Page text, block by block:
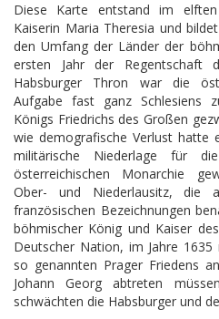
Diese Karte entstand im
Kaiserin Maria Theresia und
den Umfang der Länder der
ersten Jahr der Regentschaft
Habsburger Thron war die
Aufgabe fast ganz Schlesiens
Königs Friedrichs des Großen
wie demografische Verlust hatte
militärische Niederlage für
österreichischen Monarchie
Ober- und Niederlausitz, die
französischen Bezeichnungen
böhmischer König und Kaiser
Deutscher Nation, im Jahre
so genannten Prager Friedens
Johann Georg abtreten
schwächten die Habsburger und